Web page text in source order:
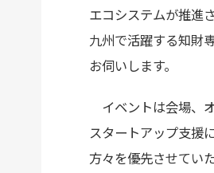
エコシステムが推進
九州で活躍する知財
お伺いします。
イベントは会場、
スタートアップ支援
方々を優先させてい